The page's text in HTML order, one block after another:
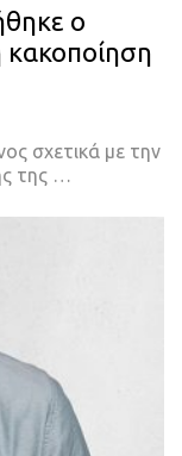
ο
κακοποίηση
σχετικά με την
της …